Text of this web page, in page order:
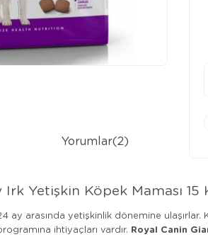
Yorumlar(2)
Yetişkin Köpek Maması 15
ay arasında yetişkinlik dönemine
ihtiyaçları vardır. Royal Canin